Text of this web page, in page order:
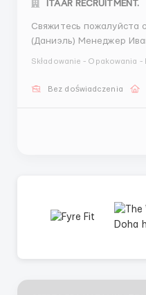
ITAAR RECRUITMENT.
Свяжитесь пожалуйста
(Даниэль) Менеджер
Иван Медведев 📱
4138 @VanyaMedved
Składowanie - Opakowania -
Bez doświadczenia